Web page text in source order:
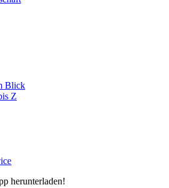
Blick
Z
herunterladen!